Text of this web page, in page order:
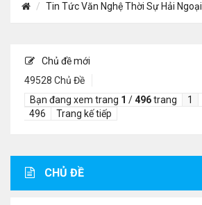
Tin Tức Văn Nghệ Thời Sự Hải Ngoại
Chủ đề mới
49528 Chủ Đề
Bạn đang xem trang 1 /496trang 1
496
Trang kế tiếp
CHỦ ĐỀ